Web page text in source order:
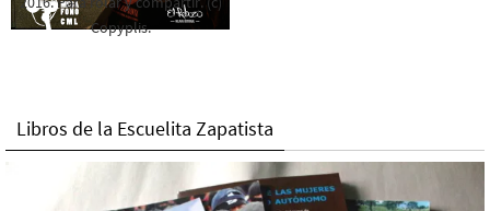
Copyplis.
Libros de la Escuelita Zapatista